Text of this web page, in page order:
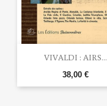
VIVALDI : AIRS...
38,00 €